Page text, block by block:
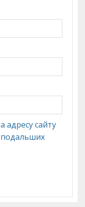
адресу сайту
подальших